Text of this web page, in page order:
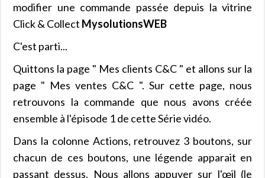
modifier une commande passée depuis la vitrine
Click & Collect MysolutionsWEB
C'est parti...
Quittons la page " Mes clients C&C " et allons sur la
page " Mes ventes C&C ". Sur cette page, nous
retrouvons la commande que nous avons créée
ensemble à l'épisode 1 de cette Série vidéo.
Dans la colonne Actions, retrouvez 3 boutons, sur
chacun de ces boutons, une légende apparait en
passant dessus. Nous allons appuyer sur l'œil (le